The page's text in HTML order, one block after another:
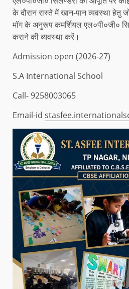
के दौरान रास्ते में खान-पान व्यवस्था हेतु
मॉग के अनुरूप कमर्शियल एल०पी०जी०
कराने की व्यवस्था करें।
Admission open (2026-27)
S.A International School
Call- 9258003065
Email-id